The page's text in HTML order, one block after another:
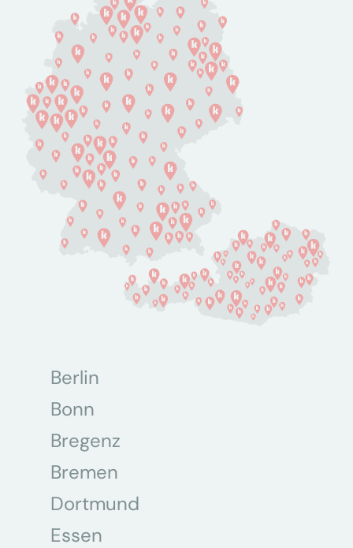
Berlin
Bonn
Bregenz
Bremen
Dortmund
Essen